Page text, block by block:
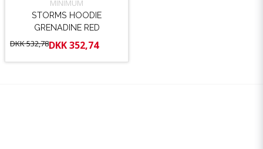
MINIMUM
STORMS HOODIE
GRENADINE RED
DKK 532,78DKK 352,74